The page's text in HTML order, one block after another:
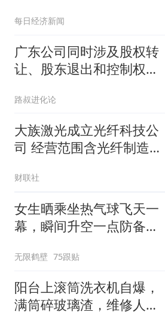
份净申购
每日经济新闻
广东公司同时涉及股权转
让、股东退出和控制权，
理？
路叔进化论
大族激光成立光纤科技公
司 经营范围含光纤制造、
财联社
女生晒乘坐热气球飞天一
幕，瞬间升空一点防备都
无限鹤壁 75跟贴
阳台上滚筒洗衣机自爆，
满筒碎玻璃渣，维修人员